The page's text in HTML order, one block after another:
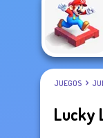
JUEGOS
Lucky